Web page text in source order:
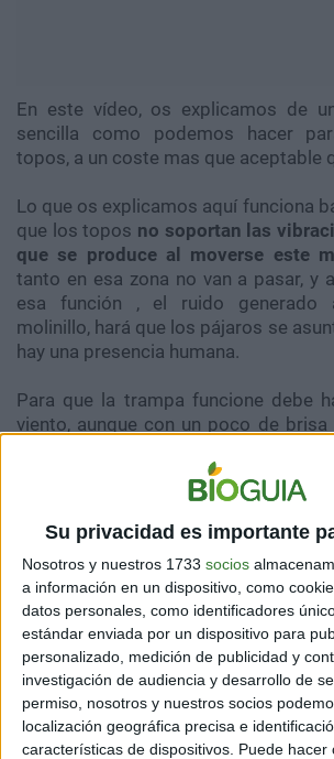
Su privacidad es importante
Nosotros y nuestros 1733 socios
a información en un dispositivo, como
datos personales, como identificadores
estándar enviada por un dispositivo para
personalizado, medición de publicidad y
investigación de audiencia y desarrollo de
permiso, nosotros y nuestros socios
localización geográfica precisa e
características de dispositivos. Puede hacer
En este vídeo, os explicamos de
sencilla como podemos hacer
topos, a un coste mas que aceptable
Lo que os explicamos aquí funciona
que los topos no soportan las
que se produce al moverse este
tanto en esa zona no van a pasar, y
esa función , el ruido generado
molinillo, hará que los pájaros se
hay una presencia humana.
Para que la trampa funcione debe
viento, aunque con un poco de brisa
También es importante poner varios
o jardín para que el efecto sea mayor,
metros poner uno.
Al ver el video entenderás lo fácil
en el patio comprobarás lo eficaz.